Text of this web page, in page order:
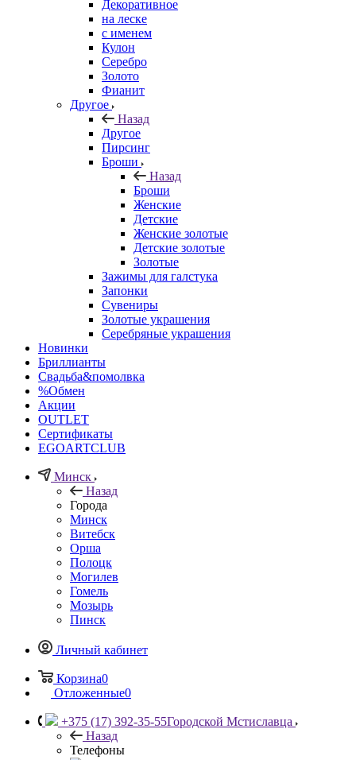
Декоративное
на леске
с именем
Кулон
Серебро
Золото
Фианит
Другое
Назад
Другое
Пирсинг
Броши
Назад
Броши
Женские
Детские
Женские золотые
Детские золотые
Золотые
Зажимы для галстука
Запонки
Сувениры
Золотые украшения
Серебряные украшения
Новинки
Бриллианты
Свадьба&помолвка
%Обмен
Акции
OUTLET
Сертификаты
EGOARTCLUB
Минск
Назад
Города
Минск
Витебск
Орша
Полоцк
Могилев
Гомель
Мозырь
Пинск
Личный кабинет
Корзина0
Отложенные0
+375 (17) 392-35-55Городской Мстиславца
Назад
Телефоны